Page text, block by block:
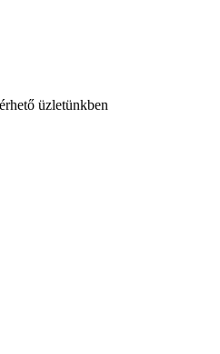
üzletünkben